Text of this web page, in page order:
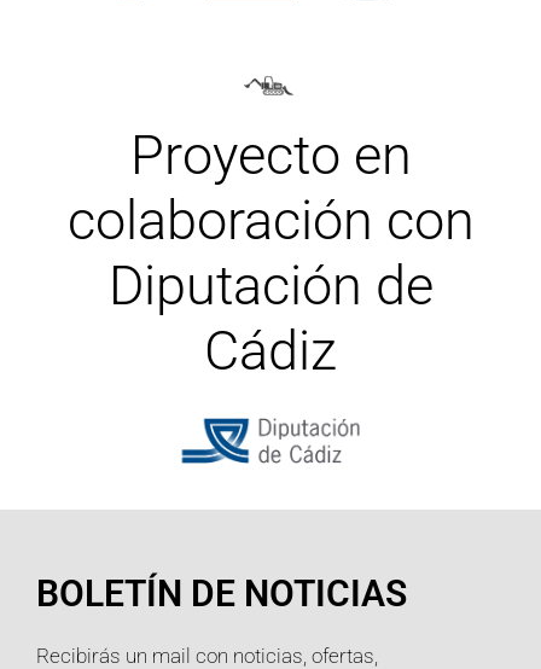
Proyecto en
colaboración con
Diputación de
Cádiz
BOLETÍN DE NOTICIAS
Recibirás un mail con noticias, ofertas,